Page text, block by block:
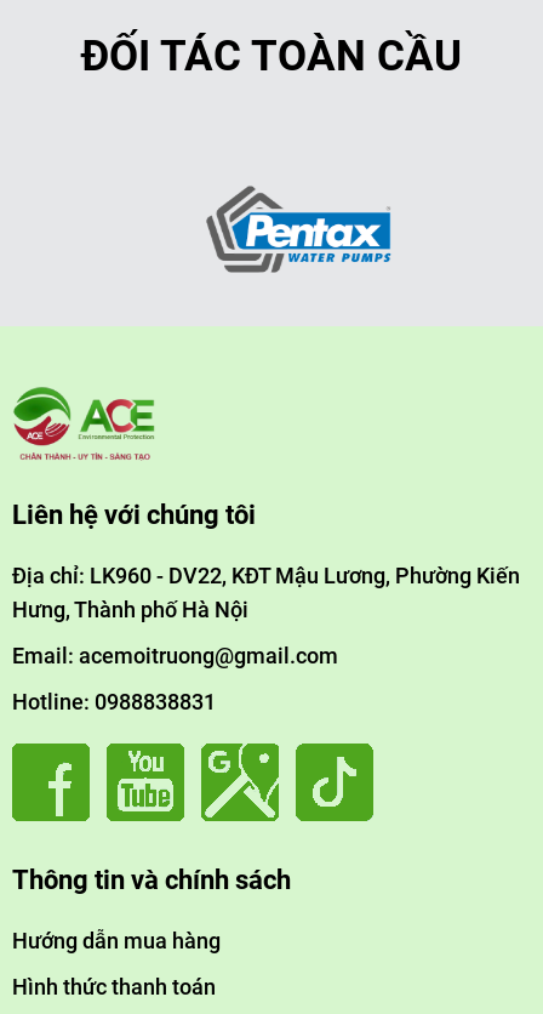
ĐỐI TÁC TOÀN CẦU
Liên hệ với chúng tôi
Địa chỉ: LK960 - DV22, KĐT Mậu Lương, Phường Kiến
Hưng, Thành phố Hà Nội
Email: acemoitruong@gmail.com
Hotline: 0988838831
Thông tin và chính sách
Hướng dẫn mua hàng
Hình thức thanh toán